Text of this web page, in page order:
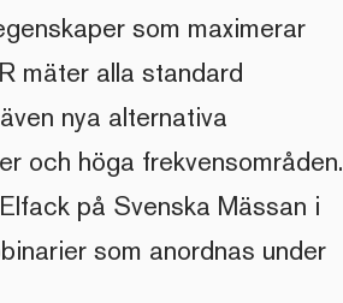
som maximerar
mäter alla standard
nya alternativa
och höga frekvensområden.
på Svenska Mässan i
som anordnas under